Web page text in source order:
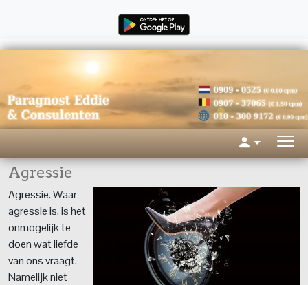
Agressie
Agressie. Waar
agressie is, is het
onmogelijk te
doen wat liefde
van ons vraagt.
Namelijk niet